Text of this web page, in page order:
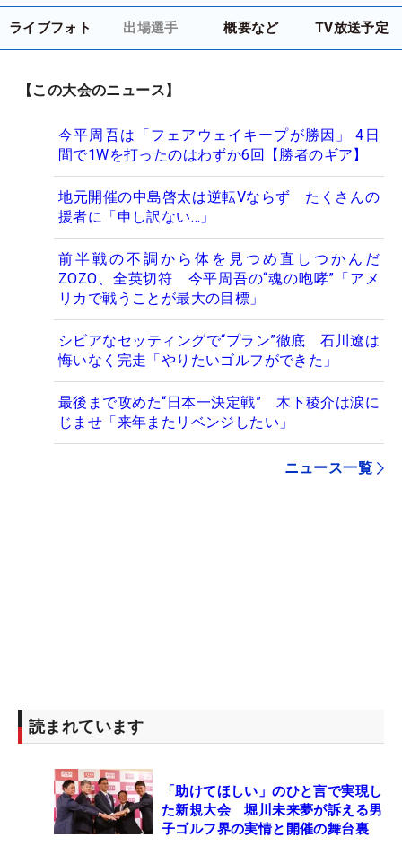
ライブフォト 出場選手 概要など TV放送予定
【この大会のニュース】
今平周吾は「フェアウェイキープが勝因」 4日
間で1Wを打ったのはわずか6回【勝者のギア】
地元開催の中島啓太は逆転Vならず たくさんの
援者に「申し訳ない…」
前半戦の不調から体を見つめ直しつかんだ
ZOZO、全英切符 今平周吾の“魂の咆哮”「アメ
リカで戦うことが最大の目標」
シビアなセッティングで“プラン”徹底 石川遼は
悔いなく完走「やりたいゴルフができた」
最後まで攻めた“日本一決定戦” 木下稜介は涙に
じませ「来年またリベンジしたい」
ニュース一覧
読まれています
「助けてほしい」のひと言で実現し
た新規大会 堀川未来夢が訴える男
子ゴルフ界の実情と開催の舞台裏